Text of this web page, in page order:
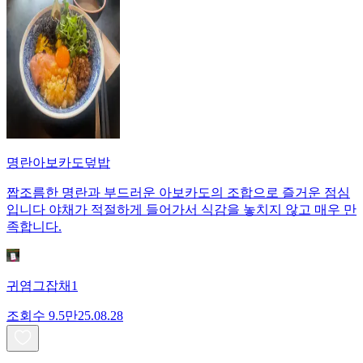
명란아보카도덮밥
짭조름한 명란과 부드러운 아보카도의 조합으로 즐거운 점심
입니다 야채가 적절하게 들어가서 식감을 놓치지 않고 매우 만
족합니다.
귀염그잡채1
조회수 9.5만25.08.28